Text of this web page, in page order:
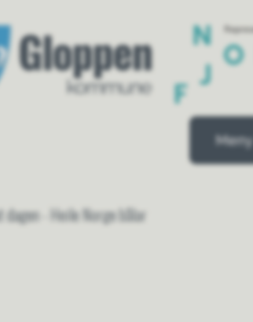
Meny
dagen - Heile Norge bålar